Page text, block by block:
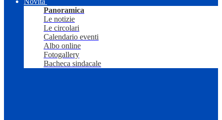
Panoramica
Le notizie
Le circolari
Calendario eventi
Albo online
Fotogallery
Bacheca sindacale